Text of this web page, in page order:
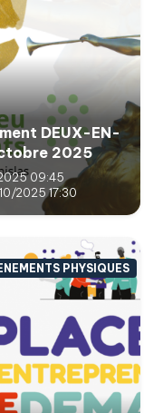
DEUX-EN-
2025
09:45
2025 17:30
PHYSIQUES